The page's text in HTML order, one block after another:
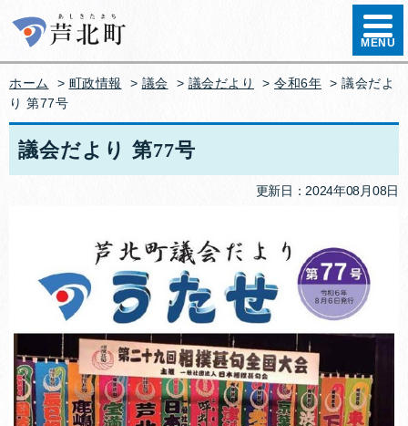
ハンバ
MENU
ホーム > 町政情報 > 議会 > 議会だより > 令和6年 > 議会だよ
り 第77号
議会だより 第77号
更新日：2024年08月08日